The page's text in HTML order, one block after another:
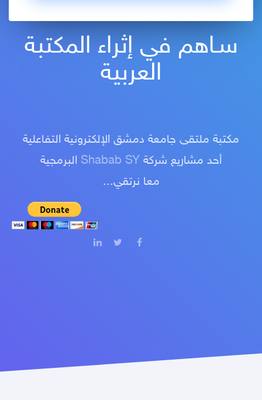
سـاهم في إثراء المكتبة
العربية
مكتبة ملتقى جامعة دمشق الإلكترونية التفاعلية
أحد مشاريع شركة Shabab SY البرمجية
معا نرتقي...